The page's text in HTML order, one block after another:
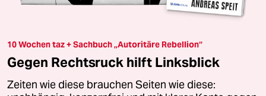
10 Wochen taz + Sachbuch „Autoritäre Rebellion“
Gegen Rechtsruck hilft Linksblick
Zeiten wie diese brauchen Seiten wie diese: